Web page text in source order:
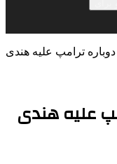
ترامپ علیه هندی
علیه هندی